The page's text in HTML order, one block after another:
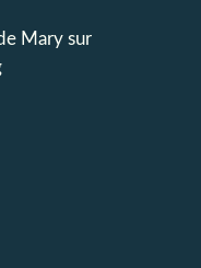
Mary sur